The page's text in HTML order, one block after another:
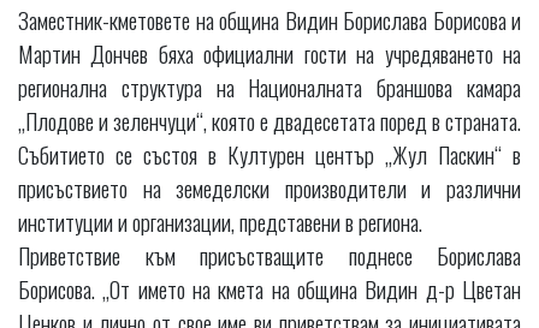
Заместник-кметовете на община Видин Борислава Борисова и
Мартин Дончев бяха официални гости на учредяването на
регионална структура на Националната браншова камара
„Плодове и зеленчуци“, която е двадесетата поред в страната.
Събитието се състоя в Културен център „Жул Паскин“ в
присъствието на земеделски производители и различни
институции и организации, представени в региона.
Приветствие към присъстващите поднесе Борислава
Борисова. „От името на кмета на община Видин д-р Цветан